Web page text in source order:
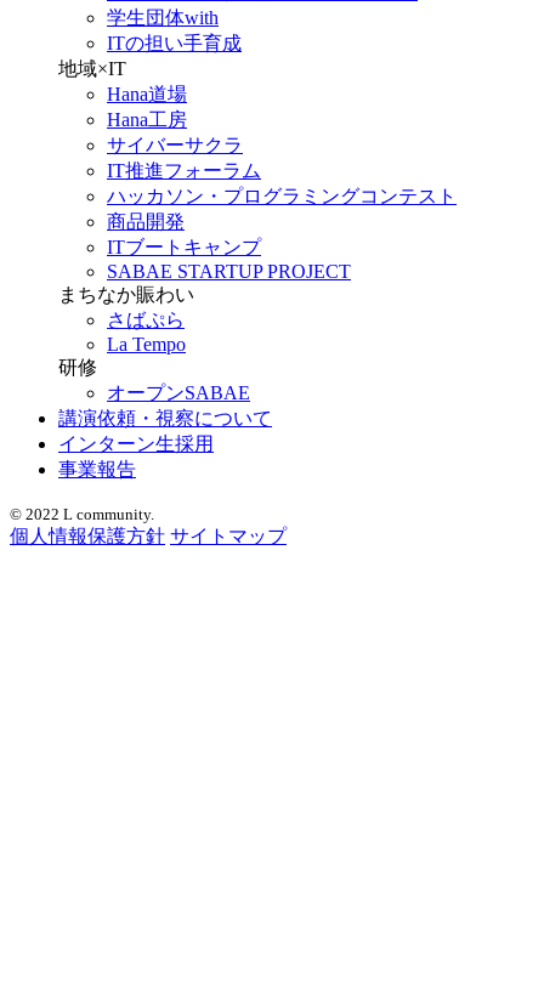
学生団体with
ITの担い手育成
地域×IT
Hana道場
Hana工房
サイバーサクラ
IT推進フォーラム
ハッカソン・プログラミングコンテスト
商品開発
ITブートキャンプ
SABAE STARTUP PROJECT
まちなか賑わい
さばぷら
La Tempo
研修
オープンSABAE
講演依頼・視察について
インターン生採用
事業報告
© 2022 L community.
個人情報保護方針 サイトマップ